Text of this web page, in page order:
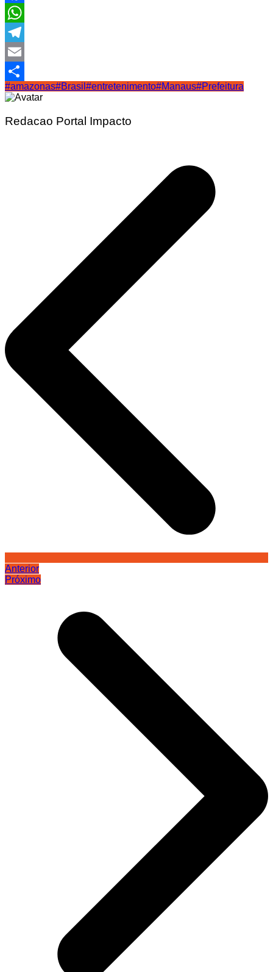
Facebook
WhatsApp
Telegram
Email
Share
#amazonas#Brasil #entretenimento#Manaus#Prefeitura
Redacao Portal Impacto
Anterior
Próximo